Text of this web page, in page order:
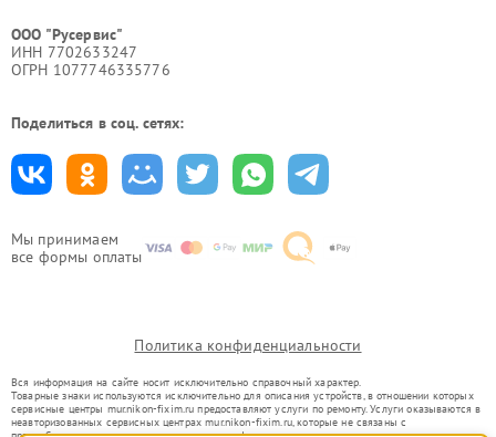
Мы принимаем
все формы оплаты
ООО "Русервис"
ИНН 7702633247
ОГРН 1077746335776
Поделиться в соц. сетях:
Политика конфиденциальности
Вся информация на сайте носит исключительно справочный характер.
Товарные знаки используются исключительно для описания устройств, в отношении которых
сервисные центры mur.nikon-fixim.ru предоставляют услуги по ремонту. Услуги оказываются в
неавторизованных сервисных центрах mur.nikon-fixim.ru, которые не связаны с